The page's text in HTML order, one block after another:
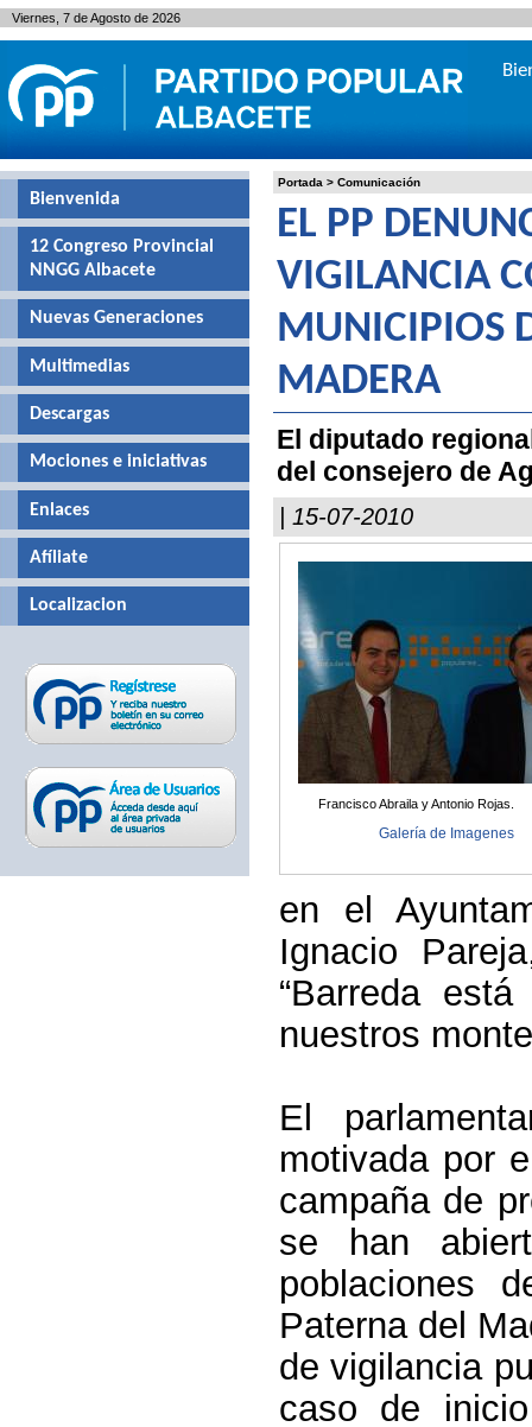
Portada > Comunicación
EL PP
VIGILANCIA
MUNICIPIOS
MADERA
El diputado
del consejero de
| 15-07-2010
Francisco Abraila y Antonio Rojas.
Galería de Imagenes
en el
Ignacio
“Barreda
nuestros
El
motivada por
campaña de
se han
poblaciones
Paterna del
de vigilancia
caso de
Bienvenida
12 Congreso Provincial
NNGG Albacete
Nuevas Generaciones
Multimedias
Descargas
Mociones e iniciativas
Enlaces
Afíliate
Localizacion
Viernes, 7 de Agosto de 2026